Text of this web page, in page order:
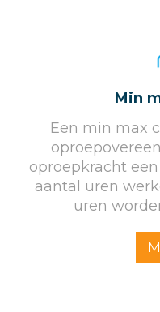
Min
Een min max
oproepkracht
aantal uren
uren